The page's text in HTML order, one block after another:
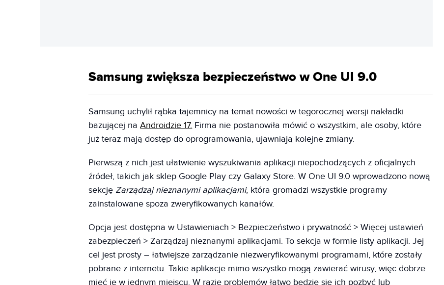
Samsung zwiększa bezpieczeństwo w One UI 9.0
Samsung uchylił rąbka tajemnicy na temat nowości w tegorocznej wersji nakładki
bazującej naAndroidzie 17. Firma nie postanowiła mówić o wszystkim, ale osoby, które
już teraz mają dostęp do oprogramowania, ujawniają kolejne zmiany.
Pierwszą z nich jest ułatwienie wyszukiwania aplikacji niepochodzących z oficjalnych
źródeł, takich jak sklep Google Play czy Galaxy Store. W One UI 9.0 wprowadzono nową
sekcję Zarządzaj nieznanymi aplikacjami, która gromadzi wszystkie programy
zainstalowane spoza zweryfikowanych kanałów.
Opcja jest dostępna w Ustawieniach > Bezpieczeństwo i prywatność > Więcej ustawień
zabezpieczeń > Zarządzaj nieznanymi aplikacjami. To sekcja w formie listy aplikacji. Jej
cel jest prosty – łatwiejsze zarządzanie niezweryfikowanymi programami, które zostały
pobrane z internetu. Takie aplikacje mimo wszystko mogą zawierać wirusy, więc dobrze
mieć je w jednym miejscu. W razie problemów łatwo będzie się ich pozbyć lub